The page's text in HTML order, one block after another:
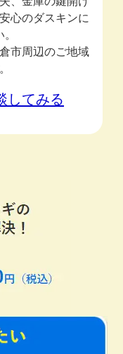
心のダスキンに
市周辺のご地域
してみる